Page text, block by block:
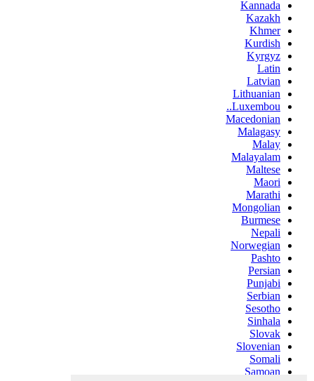
Kannada
Kazakh
Khmer
Kurdish
Kyrgyz
Latin
Latvian
Lithuanian
Luxembou..
Macedonian
Malagasy
Malay
Malayalam
Maltese
Maori
Marathi
Mongolian
Burmese
Nepali
Norwegian
Pashto
Persian
Punjabi
Serbian
Sesotho
Sinhala
Slovak
Slovenian
Somali
Samoan